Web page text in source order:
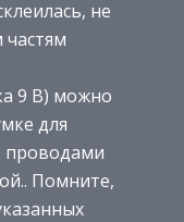
не
9 В) можно
для
проводами
Помните,